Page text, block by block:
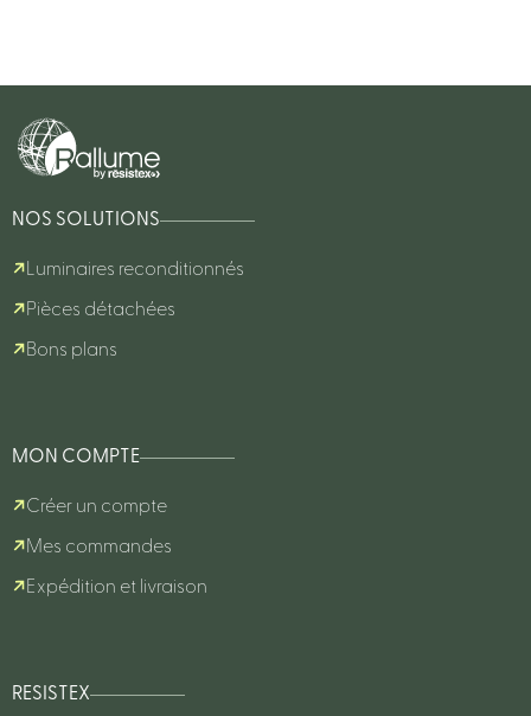
NOS SOLUTIONS
Luminaires reconditionnés
Pièces détachées
Bons plans
MON COMPTE
Créer un compte
Mes commandes
Expédition et livraison
RESISTEX